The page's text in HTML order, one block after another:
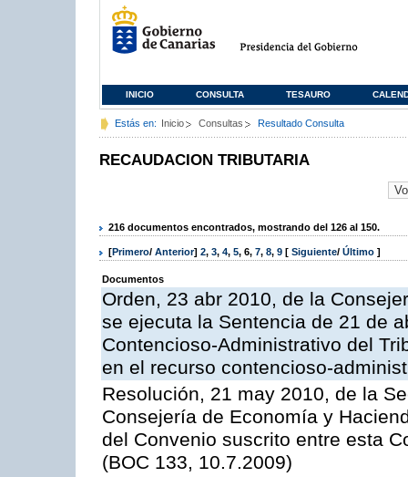
INICIO CONSULTA TESAURO
Estás en: Inicio Consultas Resultado Consulta
RECAUDACION TRIBUTARIA
216 documentos encontrados, mostrando del 126 al 150.
[Primero/ Anterior] 2, 3, 4, 5, 6, 7, 8, 9 [ Siguiente/ Último ]
Documentos
Orden, 23 abr 2010, de la
se ejecuta la Sentencia de 21 de
Contencioso-Administrativo del
en el recurso contencioso-
Resolución, 21 may 2010, de la
Consejería de Economía y
del Convenio suscrito entre esta
(BOC 133, 10.7.2009)